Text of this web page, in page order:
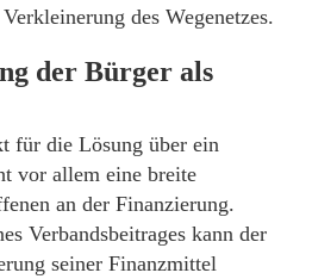
des Wegenetzes.
der Bürger als
für die Lösung über ein
vor allem eine breite
an der Finanzierung.
Verbandsbeitrages kann der
seiner Finanzmittel